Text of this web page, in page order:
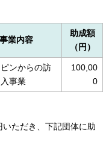
事業内容
助成額
（円）
ンからの訪
事業
100,00
0
ただき、下記団体に助